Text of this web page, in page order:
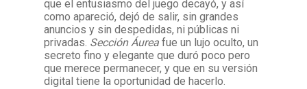
que el entusiasmo del juego decayó, y así
como apareció, dejó de salir, sin grandes
anuncios y sin despedidas, ni públicas ni
privadas. Sección Áurea fue un lujo oculto, un
secreto fino y elegante que duró poco pero
que merece permanecer, y que en su versión
digital tiene la oportunidad de hacerlo.